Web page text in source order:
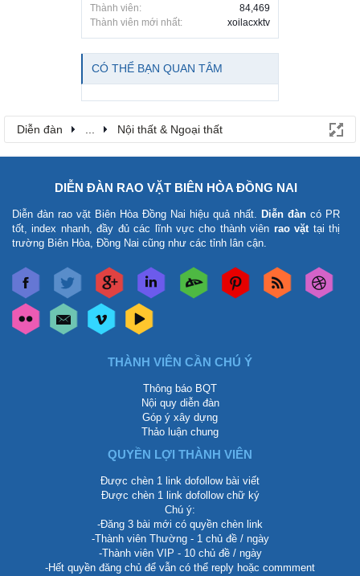
Thành viên:
84,469
Thành viên mới nhất:
xoilacxktv
CÓ THỂ BẠN QUAN TÂM
Diễn đàn Nội thất & Ngoại thất
DIỄN ĐÀN RAO VẶT BIÊN HÒA ĐỒNG NAI
Diễn đàn rao vặt Biên Hòa Đồng Nai hiệu quả nhất. Diễn đàn có PR
tốt, index nhanh, đầy đủ các lĩnh vực cho thành viên rao vặt tại thị
trường Biên Hòa, Đồng Nai cũng như các tỉnh lân cận.
THÀNH VIÊN CẦN CHÚ Ý
Thông báo BQT
Nội quy diễn đàn
Góp ý xây dựng
Thảo luận chung
QUYỀN LỢI THÀNH VIÊN
Được chèn 1 link dofollow bài viết
Được chèn 1 link dofollow chữ ký
Chú ý:
-Đăng 3 bài mới có quyền chèn link
-Thành viên Thường - 1 chủ đề / ngày
-Thành viên VIP - 10 chủ đề / ngày
-Hết quyền đăng chủ để vẫn có thể reply hoặc commment